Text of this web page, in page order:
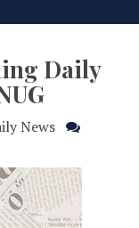
Daily
News